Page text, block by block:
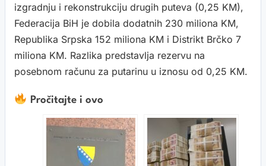
izgradnju i rekonstrukciju drugih puteva (0,25 KM),
Federacija BiH je dobila dodatnih 230 miliona KM,
Republika Srpska 152 miliona KM i Distrikt Brčko 7
miliona KM. Razlika predstavlja rezervu na
posebnom računu za putarinu u iznosu od 0,25 KM.
Pročitajte i ovo